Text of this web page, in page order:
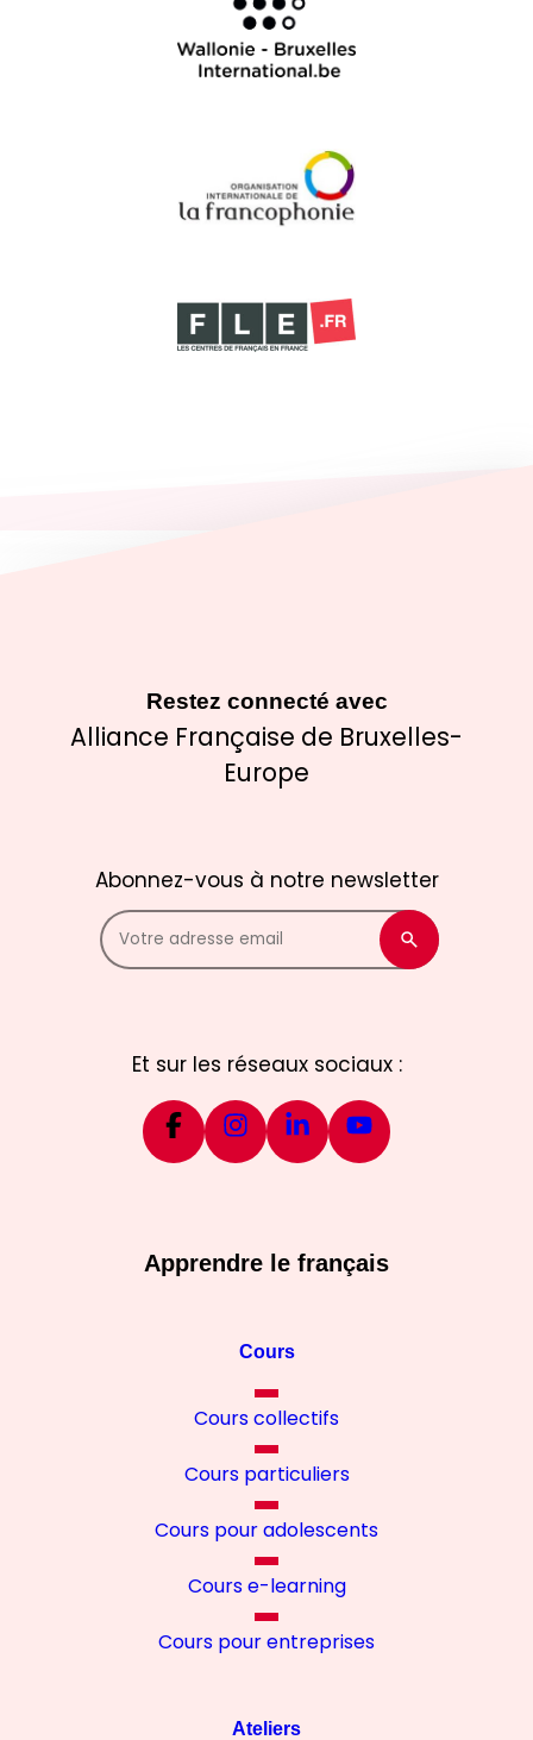
Restez connecté avec
Alliance Française de Bruxelles-
Europe
Abonnez-vous à notre newsletter
Et sur les réseaux sociaux :
Apprendre le français
Cours
Cours collectifs
Cours particuliers
Cours pour adolescents
Cours e-learning
Cours pour entreprises
Ateliers